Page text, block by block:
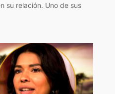
su relación. Uno de sus